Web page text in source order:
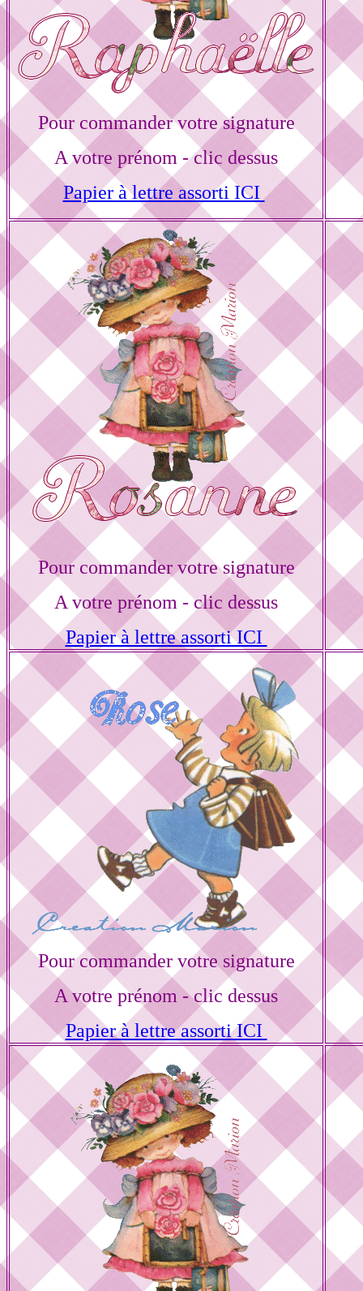
Pour commander votre signature
A votre prénom - clic dessus
Papier à lettre assorti ICI
Pour commander votre signature
A votre prénom - clic dessus
Papier à lettre assorti ICI
Pour commander votre signature
A votre prénom - clic dessus
Papier à lettre assorti ICI